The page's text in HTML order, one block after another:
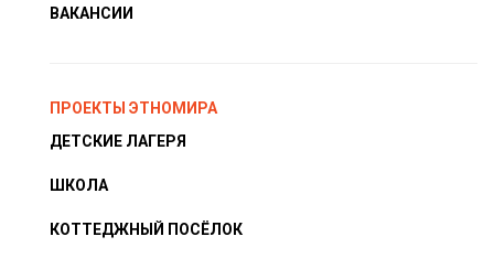
ВАКАНСИИ
ПРОЕКТЫ ЭТНОМИРА
ДЕТСКИЕ ЛАГЕРЯ
ШКОЛА
КОТТЕДЖНЫЙ ПОСЁЛОК